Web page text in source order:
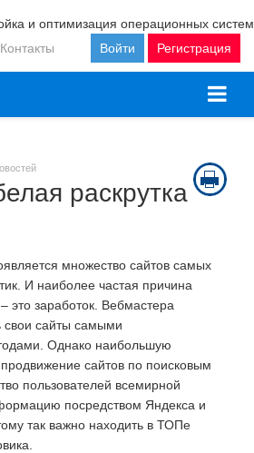
и оптимизация операционных систем
Войти
Регистрация
Контакты
раскрутка
множество сайтов самых
И наиболее частая причина
это заработок. Вебмастера
свои сайты самыми
Однако наибольшую
сайтов по поисковым
пользователей всемирной
посредством Яндекса и
так важно находить в ТОПе